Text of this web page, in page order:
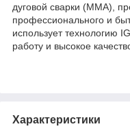
дуговой сварки (MMA),
профессионального и
использует технологию
работу и высокое
Характеристики